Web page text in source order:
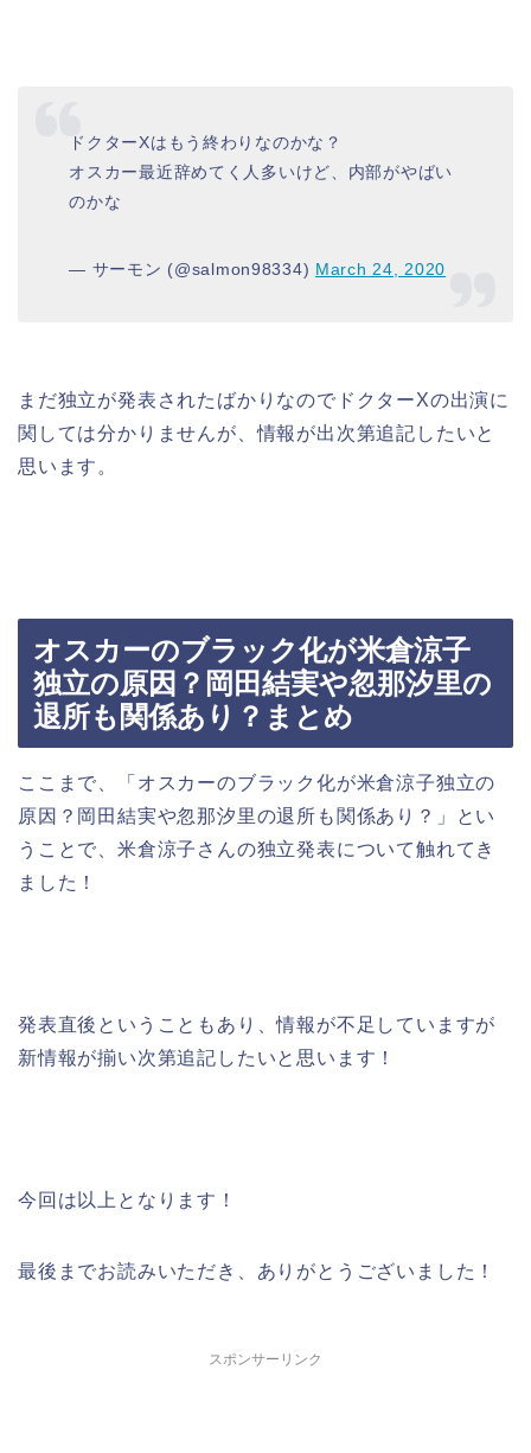
ドクターXはもう終わりなのかな？
オスカー最近辞めてく人多いけど、内部がやばい
のかな
— サーモン (@salmon98334) March 24, 2020
まだ独立が発表されたばかりなのでドクターXの出演に
関しては分かりませんが、情報が出次第追記したいと
思います。
オスカーのブラック化が米倉涼子
独立の原因？岡田結実や忽那汐里の
退所も関係あり？まとめ
ここまで、「オスカーのブラック化が米倉涼子独立の
原因？岡田結実や忽那汐里の退所も関係あり？」とい
うことで、米倉涼子さんの独立発表について触れてき
ました！
発表直後ということもあり、情報が不足していますが
新情報が揃い次第追記したいと思います！
今回は以上となります！
最後までお読みいただき、ありがとうございました！
スポンサーリンク